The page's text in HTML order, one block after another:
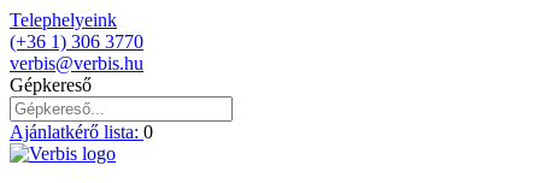
Telephelyeink
(+36 1) 306 3770
verbis@verbis.hu
Gépkereső
Ajánlatkérő lista: 0